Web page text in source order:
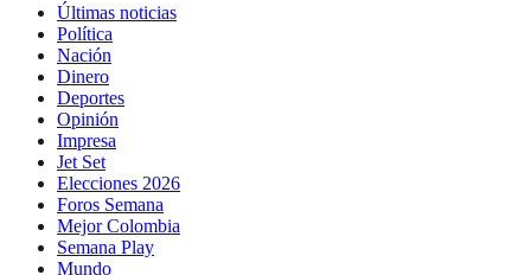
Últimas noticias
Política
Nación
Dinero
Deportes
Opinión
Impresa
Jet Set
Elecciones 2026
Foros Semana
Mejor Colombia
Semana Play
Mundo